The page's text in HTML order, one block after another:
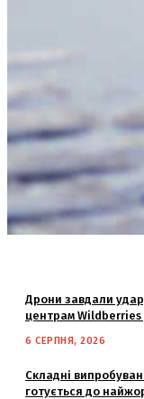
Дрони завдали
центрам Wildberries
6 СЕРПНЯ, 2026
Складні
готується до